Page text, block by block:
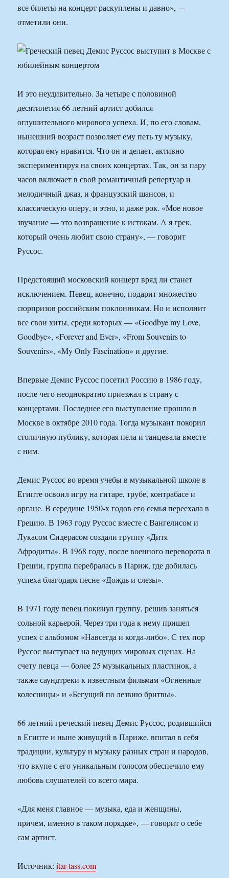
все билеты на концерт раскуплены и давно», —
отметили они.
И это неудивительно. За четыре с половиной
десятилетия 66-летний артист добился
оглушительного мирового успеха. И, по его словам,
нынешний возраст позволяет ему петь ту музыку,
которая ему нравится. Что он и делает, активно
экспериментируя на своих концертах. Так, он за пару
часов включает в свой романтичный репертуар и
мелодичный джаз, и французский шансон, и
классическую оперу, и этно, и даже рок. «Мое новое
звучание — это возвращение к истокам. А я грек,
который очень любит свою страну», — говорит
Руссос.
Предстоящий московский концерт вряд ли станет
исключением. Певец, конечно, подарит множество
сюрпризов российским поклонникам. Но и исполнит
все свои хиты, среди которых — «Goodbye my Love,
Goodbye», «Forever and Ever», «From Souvenirs to
Souvenirs», «My Only Fascination» и другие.
Впервые Демис Руссос посетил Россию в 1986 году,
после чего неоднократно приезжал в страну с
концертами. Последнее его выступление прошло в
Москве в октябре 2010 года. Тогда музыкант покорил
столичную публику, которая пела и танцевала вместе
с ним.
Демис Руссос во время учебы в музыкальной школе в
Египте освоил игру на гитаре, трубе, контрабасе и
органе. В середине 1950-х годов его семья переехала в
Грецию. В 1963 году Руссос вместе с Вангелисом и
Лукасом Сидерасом создали группу «Дитя
Афродиты». В 1968 году, после военного переворота в
Греции, группа перебралась в Париж, где добилась
успеха благодаря песне «Дождь и слезы».
В 1971 году певец покинул группу, решив заняться
сольной карьерой. Через три года к нему пришел
успех с альбомом «Навсегда и когда-либо». С тех пор
Руссос выступает на ведущих мировых сценах. На
счету певца — более 25 музыкальных пластинок, а
также саундтреки к известным фильмам «Огненные
колесницы» и «Бегущий по лезвию бритвы».
66-летний греческий певец Демис Руссос, родившийся
в Египте и ныне живущий в Париже, впитал в себя
традиции, культуру и музыку разных стран и народов,
что вкупе с его уникальным голосом обеспечило ему
любовь слушателей со всего мира.
«Для меня главное — музыка, еда и женщины,
причем, именно в таком порядке», — говорит о себе
сам артист.
Источник:itar-tass.com